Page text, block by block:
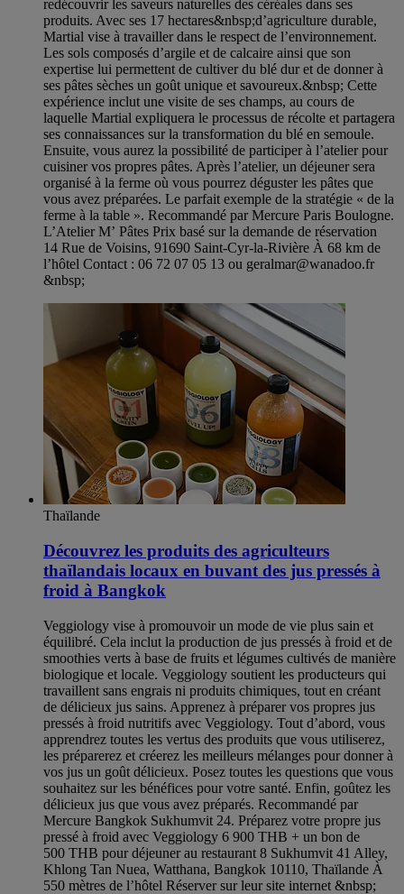
redécouvrir les saveurs naturelles des céréales dans ses
produits. Avec ses 17 hectares&nbsp;d’agriculture durable,
Martial vise à travailler dans le respect de l’environnement.
Les sols composés d’argile et de calcaire ainsi que son
expertise lui permettent de cultiver du blé dur et de donner à
ses pâtes sèches un goût unique et savoureux.&nbsp; Cette
expérience inclut une visite de ses champs, au cours de
laquelle Martial expliquera le processus de récolte et partagera
ses connaissances sur la transformation du blé en semoule.
Ensuite, vous aurez la possibilité de participer à l’atelier pour
cuisiner vos propres pâtes. Après l’atelier, un déjeuner sera
organisé à la ferme où vous pourrez déguster les pâtes que
vous avez préparées. Le parfait exemple de la stratégie « de la
ferme à la table ». Recommandé par Mercure Paris Boulogne.
L’Atelier M’ Pâtes Prix basé sur la demande de réservation
14 Rue de Voisins, 91690 Saint-Cyr-la-Rivière À 68 km de
l’hôtel Contact : 06 72 07 05 13 ou geralmar@wanadoo.fr
&nbsp;
Thaïlande
Découvrez les produits des agriculteurs
thaïlandais locaux en buvant des jus pressés à
froid à Bangkok
Veggiology vise à promouvoir un mode de vie plus sain et
équilibré. Cela inclut la production de jus pressés à froid et de
smoothies verts à base de fruits et légumes cultivés de manière
biologique et locale. Veggiology soutient les producteurs qui
travaillent sans engrais ni produits chimiques, tout en créant
de délicieux jus sains. Apprenez à préparer vos propres jus
pressés à froid nutritifs avec Veggiology. Tout d’abord, vous
apprendrez toutes les vertus des produits que vous utiliserez,
les préparerez et créerez les meilleurs mélanges pour donner à
vos jus un goût délicieux. Posez toutes les questions que vous
souhaitez sur les bénéfices pour votre santé. Enfin, goûtez les
délicieux jus que vous avez préparés. Recommandé par
Mercure Bangkok Sukhumvit 24. Préparez votre propre jus
pressé à froid avec Veggiology 6 900 THB + un bon de
500 THB pour déjeuner au restaurant 8 Sukhumvit 41 Alley,
Khlong Tan Nuea, Watthana, Bangkok 10110, Thaïlande À
550 mètres de l’hôtel Réserver sur leur site internet &nbsp;